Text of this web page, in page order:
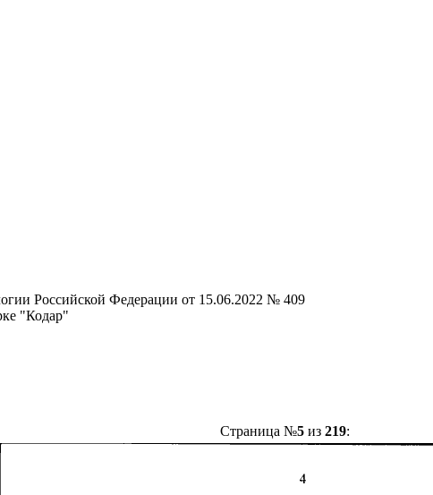
Российской Федерации от 15.06.2022 № 409
"Кодар"
Страница №5из 219: